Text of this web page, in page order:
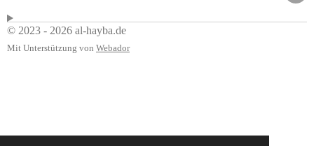
© 2023 - 2026 al-hayba.de
Mit Unterstützung von Webador